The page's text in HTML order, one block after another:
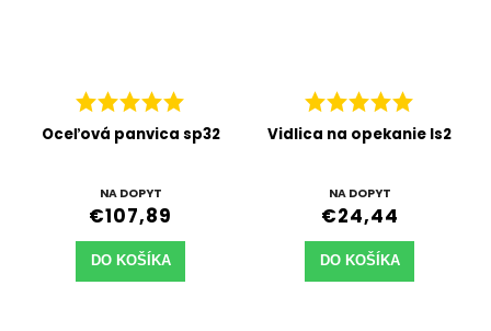
Oceľová panvica sp32
NA DOPYT
€107,89
DO KOŠÍKA
Vidlica na opekanie Is2
NA DOPYT
€24,44
DO KOŠÍKA